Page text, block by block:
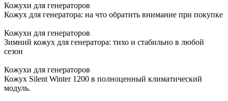
Кожухи для генераторов
Кожух для генератора: на что обратить внимание при покупке
Кожухи для генераторов
Зимний кожух для генератора: тихо и стабильно в любой
сезон
Кожухи для генераторов
Кожух Silent Winter 1200 в полноценный климатический
модуль.